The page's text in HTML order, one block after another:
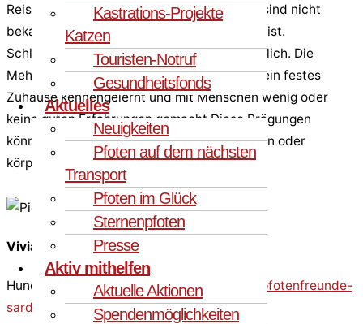
Kastrations-Projekte
Katzen
Touristen-Notruf
Gesundheitsfonds
Aktuelles
Neuigkeiten
Pfoten auf dem nächsten
Transport
Pfoten im Glück
Sternenpfoten
Presse
Aktiv mithelfen
Aktuelle Aktionen
Spendenmöglichkeiten
Reisekrankheiten entnommen. Krankheiten sind nicht
bekannt, sofern keine Krankheit angegeben ist.
Schlummernde Krankheiten sind immer möglich. Die
Mehrzahl unserer Vermittlungstiere hat nie ein festes
Zuhause kennengelernt und mit Menschen wenig oder
keine guten Erfahrungen gemacht Diese Prägungen
können bei einigen Tieren psychische Spuren oder
körperliche Defizite hinterlassen.
Vivian Schulze-Frieling
Hundevermittlerin vivian.schulze-frieling@pfotenfreunde-
sardinien.deoder direktTel. 0178 6956140